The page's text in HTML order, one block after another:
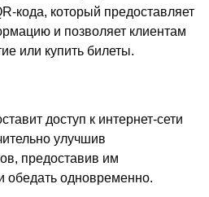
кода, который предоставляет
и позволяет клиентам
или купить билеты.
доступ к интернет-сети
улучшив
предоставив им
обедать одновременно.